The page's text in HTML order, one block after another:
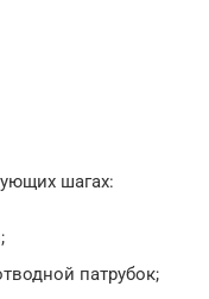
шагах:
патрубок;